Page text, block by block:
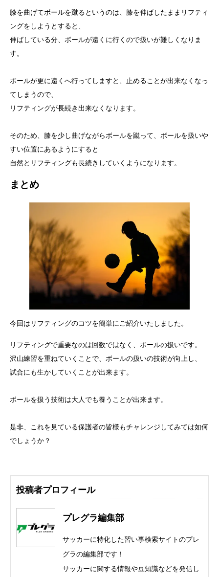
膝を曲げてボールを蹴るというのは、膝を伸ばしたままリフティ
ングをしようとすると、
伸ばしている分、ボールが遠くに行くので扱いが難しくなりま
す。
ボールが更に遠くへ行ってしますと、止めることが出来なくなっ
てしまうので、
リフティングが長続き出来なくなります。
そのため、膝を少し曲げながらボールを蹴って、ボールを扱いや
すい位置にあるようにすると
自然とリフティングも長続きしていくようになります。
まとめ
今回はリフティングのコツを簡単にご紹介いたしました。
リフティングで重要なのは回数ではなく、ボールの扱いです。
沢山練習を重ねていくことで、ボールの扱いの技術が向上し、
試合にも生かしていくことが出来ます。
ボールを扱う技術は大人でも養うことが出来ます。
是非、これを見ている保護者の皆様もチャレンジしてみては如何
でしょうか？
投稿者プロフィール
プレグラ編集部
サッカーに特化した習い事検索サイトのプレ
グラの編集部です！
サッカーに関する情報や豆知識などを発信し